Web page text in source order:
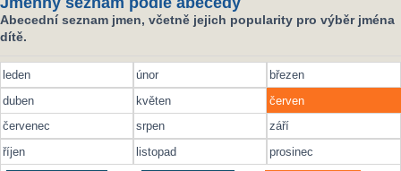
Abecední seznam jmen, včetně jejich popularity pro výběr jména
dítě.
leden únor
březen
duben
květen
červen
červenec
srpen
září
říjen
listopad prosinec